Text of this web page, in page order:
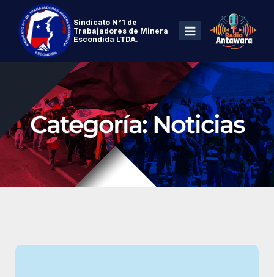
Sindicato N°1 de
Trabajadores de Minera
Escondida LTDA.
Categoría: Noticias